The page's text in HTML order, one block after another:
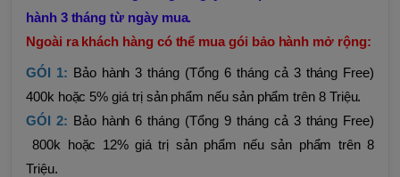
hành 3 tháng từ ngày mua.
Ngoài ra khách hàng có thể mua gói bảo hành mở rộng:
GÓI 1: Bảo hành 3 tháng (Tổng 6 tháng cả 3 tháng Free)
400k hoặc 5% giá trị sản phẩm nếu sản phẩm trên 8 Triệu.
GÓI 2: Bảo hành 6 tháng (Tổng 9 tháng cả 3 tháng Free)
800k hoặc 12% giá trị sản phẩm nếu sản phẩm trên 8
Triệu.